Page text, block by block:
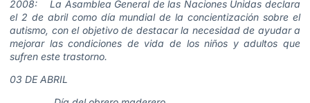
2008: La Asamblea General de las Naciones Unidas declara
el 2 de abril como día mundial de la concientización sobre el
autismo, con el objetivo de destacar la necesidad de ayudar a
mejorar las condiciones de vida de los niños y adultos que
sufren este trastorno.
03 DE ABRIL